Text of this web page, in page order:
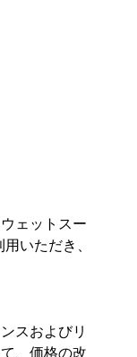
ェットスー
いただき、
スおよびリ
、価格の改